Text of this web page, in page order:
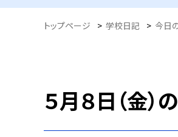
トップページ > 学校日記 > 今日
５月８日（金）